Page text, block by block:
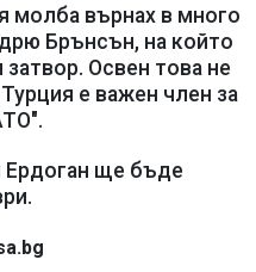
молба върнах в много
Брънсън, на който
Освен това не
е важен член за
ще бъде